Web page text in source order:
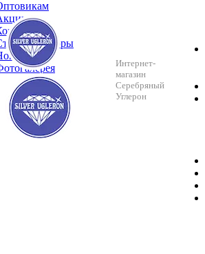
и обзоры
Интернет-
магазин
Серебряный
Углерон